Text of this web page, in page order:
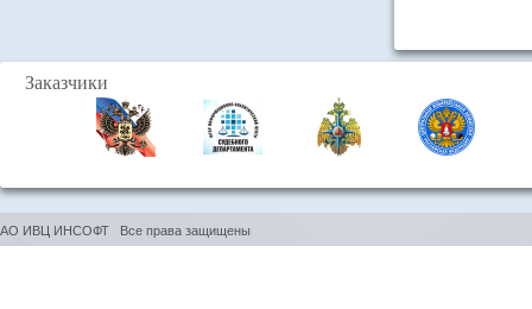
Заказчики
АО ИВЦ ИНСОФТ Все права защищены